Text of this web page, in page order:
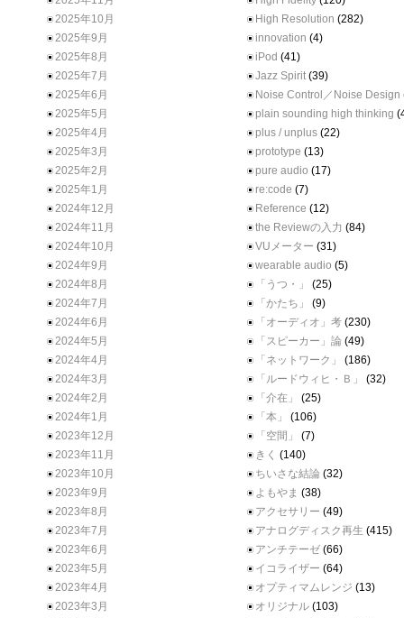
2025年10月
2025年9月
2025年8月
2025年7月
2025年6月
2025年5月
2025年4月
2025年3月
2025年2月
2025年1月
2024年12月
2024年11月
2024年10月
2024年9月
2024年8月
2024年7月
2024年6月
2024年5月
2024年4月
2024年3月
2024年2月
2024年1月
2023年12月
2023年11月
2023年10月
2023年9月
2023年8月
2023年7月
2023年6月
2023年5月
2023年4月
2023年3月
High Resolution (282)
innovation (4)
iPod (41)
Jazz Spirit (39)
Noise Control／Noise Design
plain sounding high thinking
plus / unplus (22)
prototype (13)
pure audio (17)
re:code (7)
Reference (12)
the Reviewの入力 (84)
VUメーター (31)
wearable audio (5)
「うつ・」
(25)
「かたち」
(9)
「オーディオ」考 (230)
「スピーカー」論 (49)
「ネットワーク」
(186)
「ルードウィヒ・Ｂ」
(32)
「介在」
(25)
「本」
(106)
「空間」
(7)
きく (140)
ちいさな結論 (32)
よもやま (38)
アクセサリー (49)
アナログディスク再生 (415)
アンチテーゼ (66)
イコライザー (64)
オプティマムレンジ (13)
オリジナル (103)